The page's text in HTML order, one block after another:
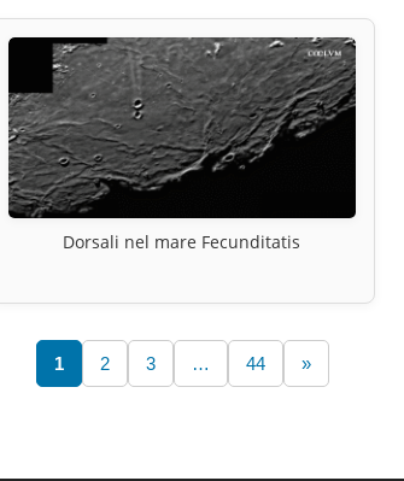
Dorsali nel mare Fecunditatis
1 2 3 … 44 »